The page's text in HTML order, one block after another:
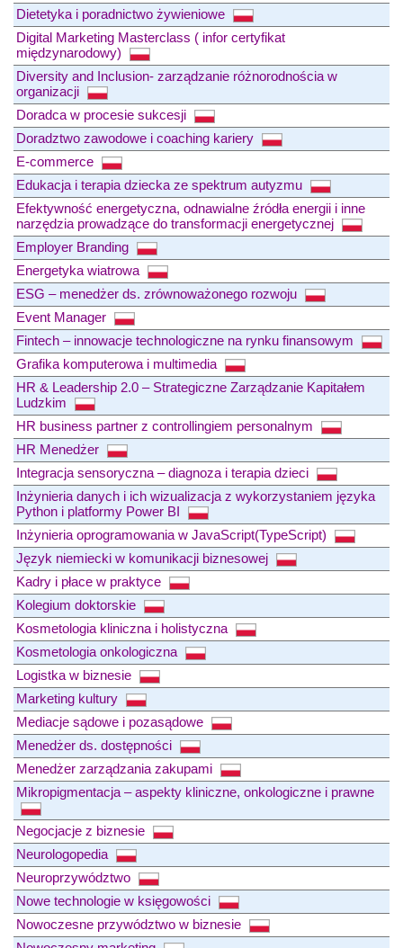
Dietetyka i poradnictwo żywieniowe
Digital Marketing Masterclass ( infor certyfikat
międzynarodowy)
Diversity and Inclusion- zarządzanie różnorodnościa w
organizacji
Doradca w procesie sukcesji
Doradztwo zawodowe i coaching kariery
E-commerce
Edukacja i terapia dziecka ze spektrum autyzmu
Efektywność energetyczna, odnawialne źródła energii i inne
narzędzia prowadzące do transformacji energetycznej
Employer Branding
Energetyka wiatrowa
ESG – menedżer ds. zrównoważonego rozwoju
Event Manager
Fintech – innowacje technologiczne na rynku finansowym
Grafika komputerowa i multimedia
HR & Leadership 2.0 – Strategiczne Zarządzanie Kapitałem
Ludzkim
HR business partner z controllingiem personalnym
HR Menedżer
Integracja sensoryczna – diagnoza i terapia dzieci
Inżynieria danych i ich wizualizacja z wykorzystaniem języka
Python i platformy Power BI
Inżynieria oprogramowania w JavaScript(TypeScript)
Język niemiecki w komunikacji biznesowej
Kadry i płace w praktyce
Kolegium doktorskie
Kosmetologia kliniczna i holistyczna
Kosmetologia onkologiczna
Logistka w biznesie
Marketing kultury
Mediacje sądowe i pozasądowe
Menedżer ds. dostępności
Menedżer zarządzania zakupami
Mikropigmentacja – aspekty kliniczne, onkologiczne i prawne
Negocjacje z biznesie
Neurologopedia
Neuroprzywództwo
Nowe technologie w księgowości
Nowoczesne przywództwo w biznesie